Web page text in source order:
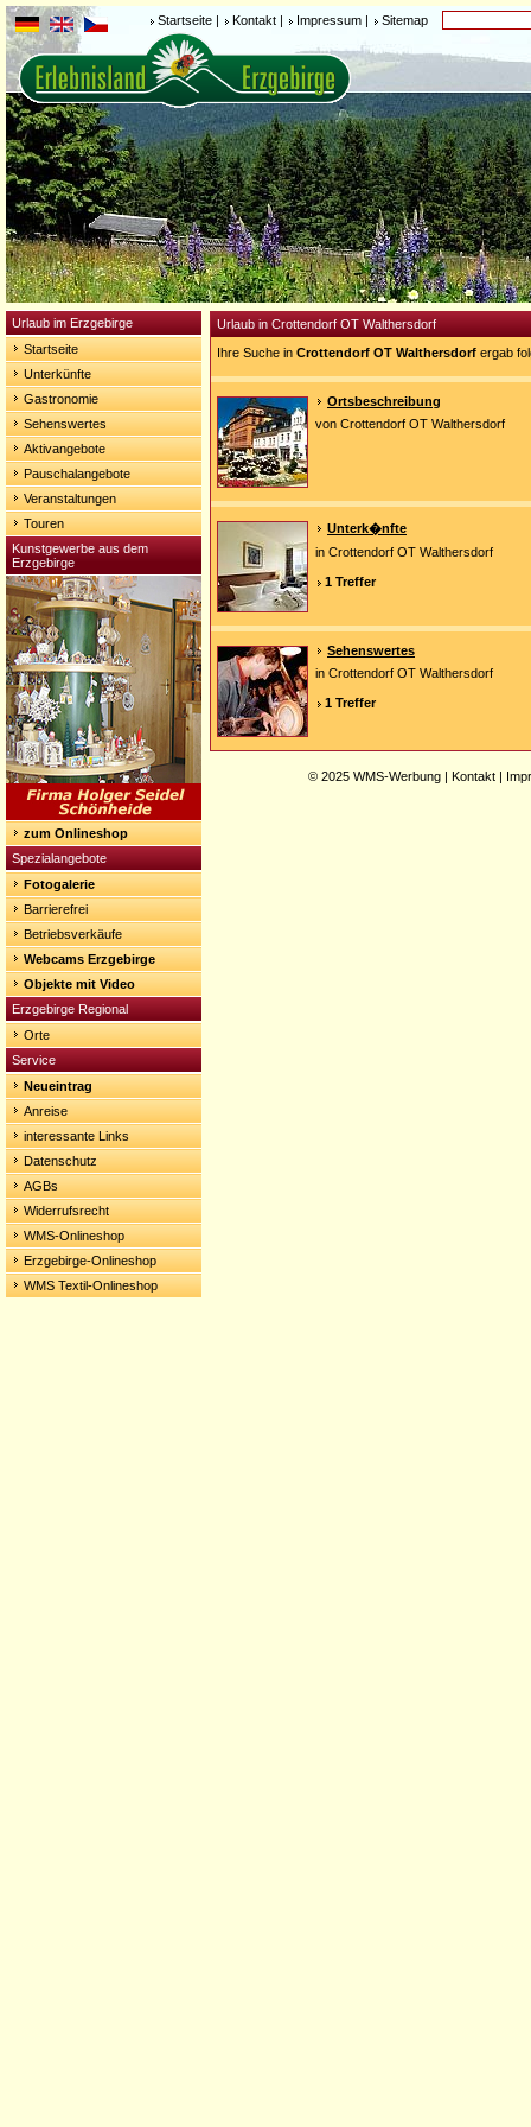
Startseite | Kontakt | Impressum | Sitemap
Urlaub im Erzgebirge
Startseite
Unterkünfte
Gastronomie
Sehenswertes
Aktivangebote
Pauschalangebote
Veranstaltungen
Touren
Kunstgewerbe aus dem
Erzgebirge
zum Onlineshop
Spezialangebote
Fotogalerie
Barrierefrei
Betriebsverkäufe
Webcams Erzgebirge
Objekte mit Video
Erzgebirge Regional
Orte
Service
Neueintrag
Anreise
interessante Links
Datenschutz
AGBs
Widerrufsrecht
WMS-Onlineshop
Erzgebirge-Onlineshop
WMS Textil-Onlineshop
Urlaub in Crottendorf OT Walthersdorf
Ihre Suche in Crottendorf OT Walthersdorf ergab
Ortsbeschreibung
von Crottendorf OT Walthersdorf
Unterk�nfte
in Crottendorf OT Walthersdorf
1 Treffer
Sehenswertes
in Crottendorf OT Walthersdorf
1 Treffer
© 2025 WMS-Werbung | Kontakt |